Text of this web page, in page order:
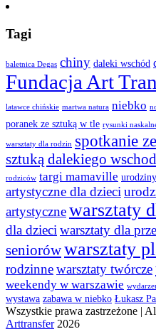
Tagi
baletnica Degas chiny daleki wschód
Fundacja Art
latawce chińskie martwa natura niebko
poranek ze sztuką w tle rysunki
warsztaty dla rodzin spotkanie
sztuką dalekiego
rodziców targi mamaville
artystyczne dla dzieci
artystycznewarsztaty
dla dzieciwarsztaty dla
seniorówwarsztaty
rodzinnewarsztaty twórcze
weekendy w warszawie
wystawa zabawa w niebko Łukasz
Wszystkie prawa zastrzeżone |
Arttransfer2026